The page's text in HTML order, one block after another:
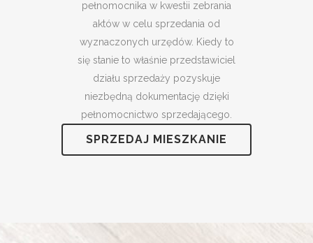
pełnomocnika w kwestii zebrania
aktów w celu sprzedania od
wyznaczonych urzędów. Kiedy to
się stanie to właśnie przedstawiciel
działu sprzedaży pozyskuje
niezbędną dokumentację dzięki
pełnomocnictwo sprzedającego.
SPRZEDAJ MIESZKANIE